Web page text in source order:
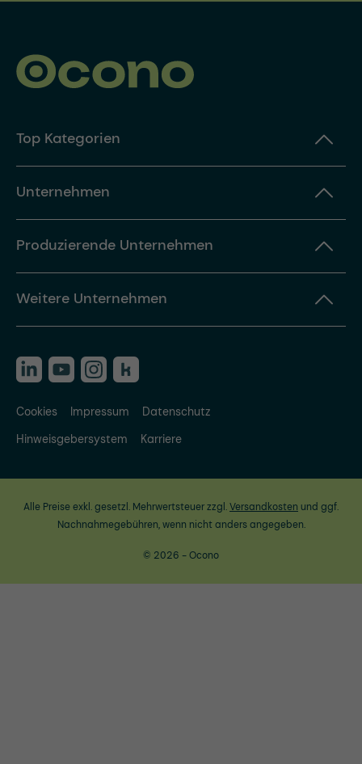
Top Kategorien
Unternehmen
Produzierende Unternehmen
Weitere Unternehmen
Cookies Impressum
Datenschutz
Hinweisgebersystem
Karriere
Alle Preise exkl. gesetzl. Mehrwertsteuer zzgl.Versandkosten und ggf.
Nachnahmegebühren, wenn nicht anders angegeben.
© 2026 - Ocono